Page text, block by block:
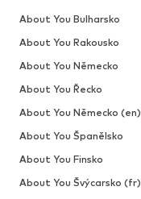
About You Bulharsko
About You Rakousko
About You Německo
About You Řecko
About You Německo (en)
About You Španělsko
About You Finsko
About You Švýcarsko (fr)